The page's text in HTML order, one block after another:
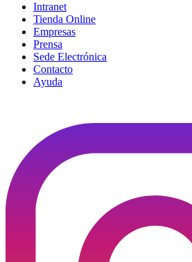
Intranet
Tienda Online
Empresas
Prensa
Sede Electrónica
Contacto
Ayuda